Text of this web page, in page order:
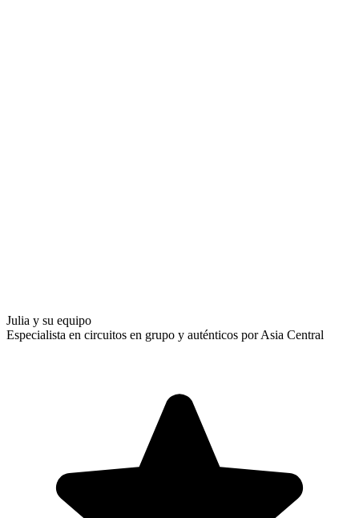
Julia y su equipo
Especialista en circuitos en grupo y auténticos por Asia Central